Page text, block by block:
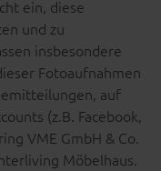
ein, diese
und zu
insbesondere
Fotoaufnahmen
auf
(z.B. Facebook,
VME GmbH & Co.
Möbelhaus.